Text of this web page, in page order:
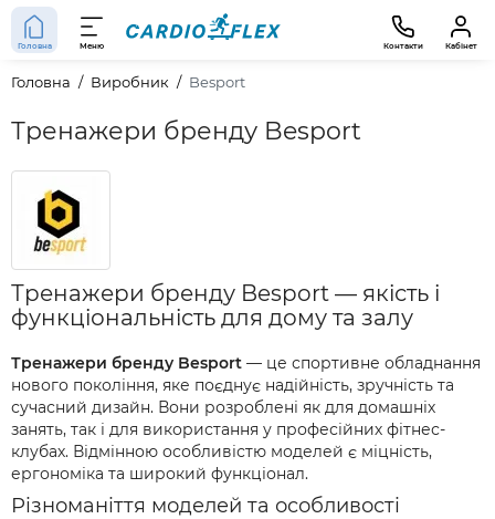
Головна Меню Контакти Кабінет
Головна Виробник Besport
Тренажери бренду Besport
Тренажери бренду Besport — якість і
функціональність для дому та залу
Тренажери бренду Besport — це спортивне обладнання
нового покоління, яке поєднує надійність, зручність та
сучасний дизайн. Вони розроблені як для домашніх
занять, так і для використання у професійних фітнес-
клубах. Відмінною особливістю моделей є міцність,
ергономіка та широкий функціонал.
Різноманіття моделей та особливості